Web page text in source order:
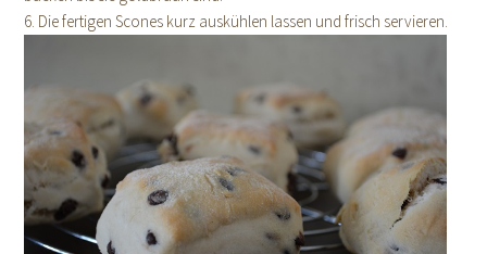
6. Die fertigen Scones kurz auskühlen lassen und frisch servieren.